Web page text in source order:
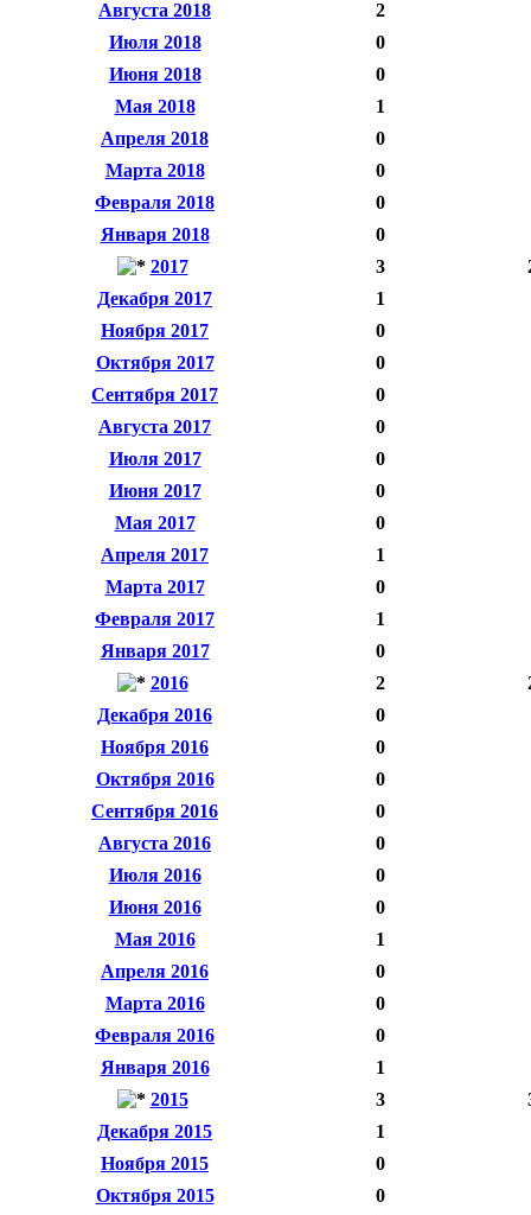
Августа 2018
2
Июля 2018
0
Июня 2018
0
Мая 2018
1
Апреля 2018
0
Марта 2018
0
Февраля 2018
0
Января 2018
0
2017
3
Декабря 2017
1
Ноября 2017
0
Октября 2017
0
Сентября 2017
0
Августа 2017
0
Июля 2017
0
Июня 2017
0
Мая 2017
0
Апреля 2017
1
Марта 2017
0
Февраля 2017
1
Января 2017
0
2016
2
Декабря 2016
0
Ноября 2016
0
Октября 2016
0
Сентября 2016
0
Августа 2016
0
Июля 2016
0
Июня 2016
0
Мая 2016
1
Апреля 2016
0
Марта 2016
0
Февраля 2016
0
Января 2016
1
2015
3
Декабря 2015
1
Ноября 2015
0
Октября 2015
0